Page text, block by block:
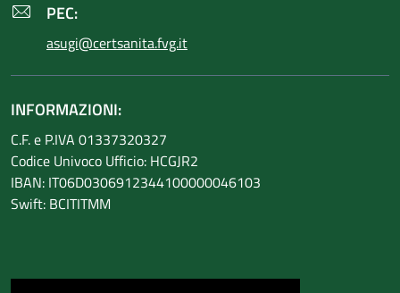
PEC:
asugi@certsanita.fvg.it
INFORMAZIONI:
C.F. e P.IVA 01337320327
Codice Univoco Ufficio: HCGJR2
IBAN: IT06D0306912344100000046103
Swift: BCITITMM